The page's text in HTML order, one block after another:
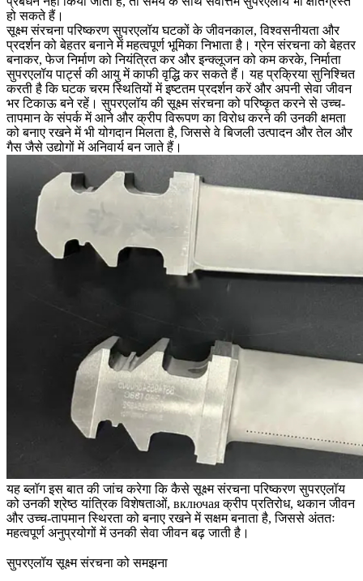
हो सकते हैं।
सूक्ष्म संरचना परिष्करणसुपरएलॉय घटकों के जीवनकाल, विश्वसनीयता और
प्रदर्शन को बेहतर बनाने में महत्वपूर्ण भूमिका निभाता है। ग्रेन संरचना को बेहतर
बनाकर, फेज निर्माण को नियंत्रित कर और इन्क्लूजन को कम करके, निर्माता
सुपरएलॉय पार्ट्स की आयु में काफी वृद्धि कर सकते हैं। यह प्रक्रिया सुनिश्चित
करती है कि घटक चरम स्थितियों में इष्टतम प्रदर्शन करें और अपनी सेवा जीवन
भर टिकाऊ बने रहें। सुपरएलॉय की सूक्ष्म संरचना को परिष्कृत करने से उच्च-
तापमान के संपर्क में आने और क्रीप विरूपण का विरोध करने की उनकी क्षमता
को बनाए रखने में भी योगदान मिलता है, जिससे वेबिजली उत्पादनऔरतेल और
गैसजैसे उद्योगों में अनिवार्य बन जाते हैं।
यह ब्लॉग इस बात की जांच करेगा कि कैसेसूक्ष्म संरचना परिष्करणसुपरएलॉय
को उनकी श्रेष्ठ यांत्रिक विशेषताओं, включая क्रीप प्रतिरोध, थकान जीवन
और उच्च-तापमान स्थिरता को बनाए रखने में सक्षम बनाता है, जिससे अंततः
महत्वपूर्ण अनुप्रयोगों में उनकी सेवा जीवन बढ़ जाती है।
सुपरएलॉय सूक्ष्म संरचना को समझना